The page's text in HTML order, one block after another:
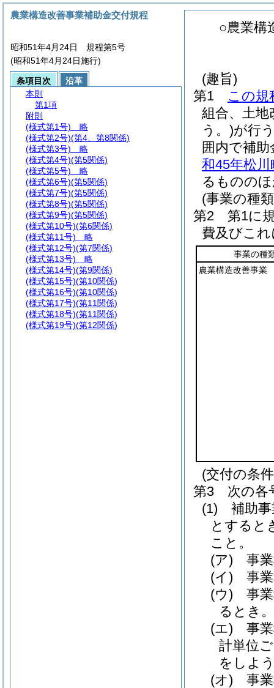
○農業構
(趣旨)
第1 この規
組合、土地
う。)が行
囲内で補
和45年松
るものの
(事業の種
第2 第1に規
費及びこ
事業の種
農業構造改善事業
(交付の条
第3 次の各
(1) 補助事
とすると
こと。
(ア) 事業
(イ) 事業
(ウ) 事業
るとき。
(エ) 事業
計単位
をしよ
(オ) 事業
農業構造改善事業補助金交付規程
昭和51年4月24日 規程第5号
(昭和51年4月24日施行)
条項目次
沿革
本則
第1項
附則
(様式第1号) 略
(様式第2号)(第4、第8関係)
(様式第3号) 略
(様式第4号)(第5関係)
(様式第5号) 略
(様式第6号)(第5関係)
(様式第7号)(第5関係)
(様式第8号)(第5関係)
(様式第9号)(第5関係)
(様式第10号)(第6関係)
(様式第11号) 略
(様式第12号)(第7関係)
(様式第13号) 略
(様式第14号)(第9関係)
(様式第15号)(第10関係)
(様式第16号)(第10関係)
(様式第17号)(第11関係)
(様式第18号)(第11関係)
(様式第19号)(第12関係)